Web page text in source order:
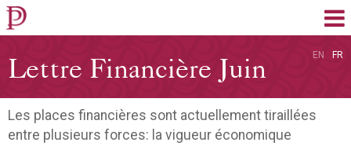
FR
EN
Lettre Financière Juin
2018
Les places financières sont actuellement tiraillées
entre plusieurs forces: la vigueur économique